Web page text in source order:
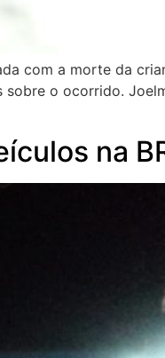
com a morte da
o ocorrido.
na